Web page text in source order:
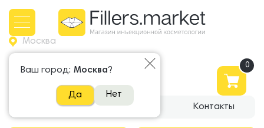
Москва
Ваш город: Москва?
Да Нет
+7 965 500 81 81
О компании Доставка Контакты